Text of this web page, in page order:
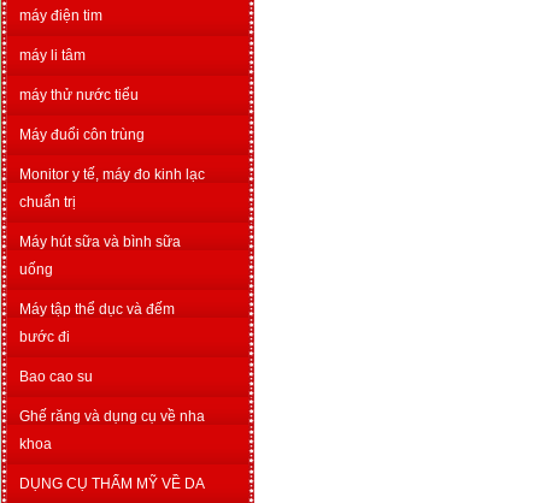
máy điện tim
máy li tâm
máy thử nước tiểu
Máy đuổi côn trùng
Monitor y tế, máy đo kinh lạc
chuẩn trị
Máy hút sữa và bình sữa
uống
Máy tập thể dục và đếm
bước đi
Bao cao su
Ghế răng và dụng cụ về nha
khoa
DỤNG CỤ THẨM MỸ VỀ DA